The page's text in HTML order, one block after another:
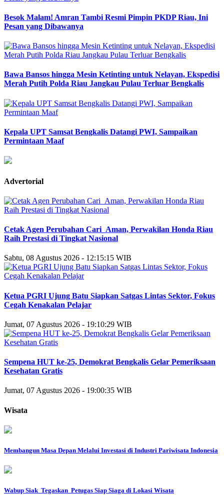
Besok Malam! Amran Tambi Resmi Pimpin PKDP Riau, Ini
Pesan yang Dibawanya
Bawa Bansos hingga Mesin Ketinting untuk Nelayan, Ekspedisi
Merah Putih Polda Riau Jangkau Pulau Terluar Bengkalis
Kepala UPT Samsat Bengkalis Datangi PWI, Sampaikan
Permintaan Maaf
Advertorial
Cetak Agen Perubahan Cari_Aman, Perwakilan Honda Riau
Raih Prestasi di Tingkat Nasional
Sabtu, 08 Agustus 2026 - 12:15:15 WIB
Ketua PGRI Ujung Batu Siapkan Satgas Lintas Sektor, Fokus
Cegah Kenakalan Pelajar
Jumat, 07 Agustus 2026 - 19:10:29 WIB
Sempena HUT ke-25, Demokrat Bengkalis Gelar Pemeriksaan
Kesehatan Gratis
Jumat, 07 Agustus 2026 - 19:00:35 WIB
Wisata
Membangun Masa Depan Melalui Investasi di Industri Pariwisata Indonesia
Wabup Siak Tegaskan Petugas Siap Siaga di Lokasi Wisata